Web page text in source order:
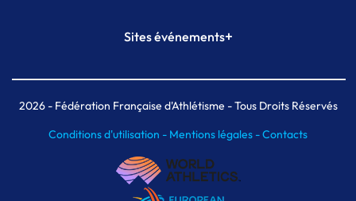
Plateforme Formation
Sites événements+
Meeting de Paris indoor
MAIF Ekiden de Paris
2026- Fédération Française d'Athlétisme - Tous Droits Réservés
Conditions d'utilisation - Mentions légales -Contacts